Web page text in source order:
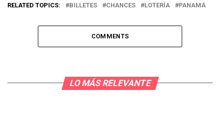
RELATED TOPICS: BILLETES CHANCES LOTERÍA PANAMÁ
COMMENTS
LO MÁS RELEVANTE